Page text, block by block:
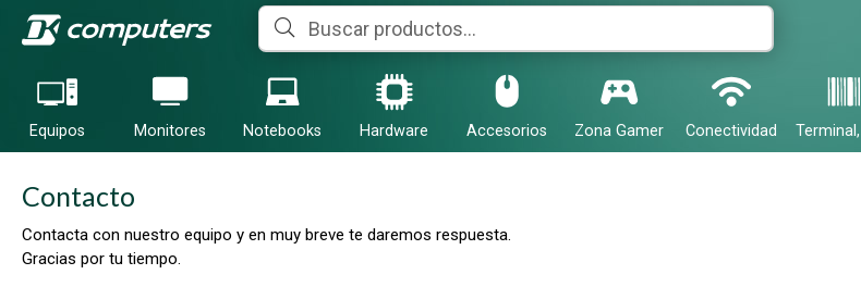
Equipos Monitores Notebooks Hardware Accesorios Zona Gamer Conectividad
Contacto
Contacta con nuestro equipo y en muy breve te daremos respuesta.
Gracias por tu tiempo.